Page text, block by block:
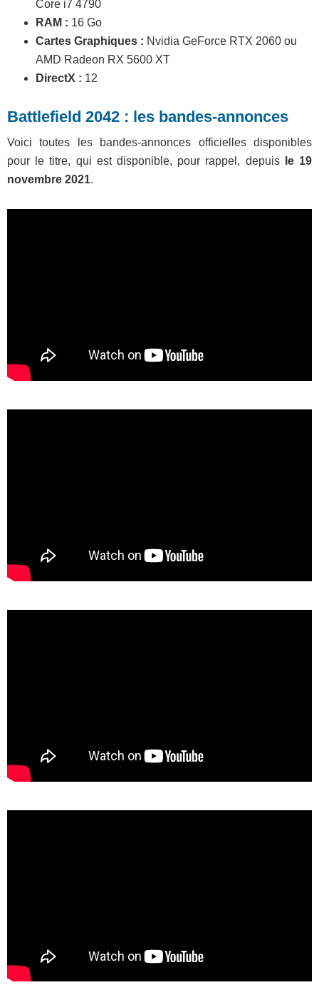
Core i7 4790
RAM : 16 Go
Cartes Graphiques : Nvidia GeForce RTX 2060 ou
AMD Radeon RX 5600 XT
DirectX : 12
Battlefield 2042 : les bandes-annonces
Voici toutes les bandes-annonces officielles disponibles
pour le titre, qui est disponible, pour rappel, depuis
le 19
novembre 2021.